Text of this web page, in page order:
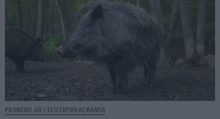
PRONEWS.GR / ΕΣΩΤΕΡΙΚΗ ΑΣΦΑΛΕΙΑ